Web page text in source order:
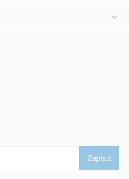
Zapisz